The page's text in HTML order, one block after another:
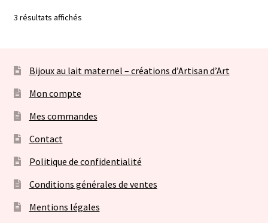
3 résultats affichés
Bijoux au lait maternel – créations d’Artisan d’Art
Mon compte
Mes commandes
Contact
Politique de confidentialité
Conditions générales de ventes
Mentions légales